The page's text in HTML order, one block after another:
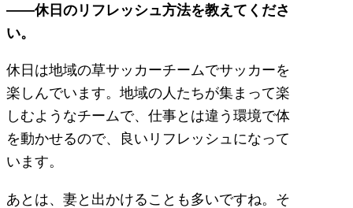
――休日のリフレッシュ方法を教えてくださ
い。
休日は地域の草サッカーチームでサッカーを
楽しんでいます。地域の人たちが集まって楽
しむようなチームで、仕事とは違う環境で体
を動かせるので、良いリフレッシュになって
います。
あとは、妻と出かけることも多いですね。そ